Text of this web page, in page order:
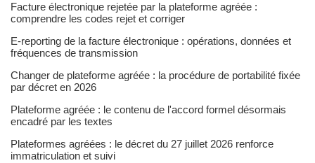
Facture électronique rejetée par la plateforme agréée :
comprendre les codes rejet et corriger
E-reporting de la facture électronique : opérations, données et
fréquences de transmission
Changer de plateforme agréée : la procédure de portabilité fixée
par décret en 2026
Plateforme agréée : le contenu de l'accord formel désormais
encadré par les textes
Plateformes agréées : le décret du 27 juillet 2026 renforce
immatriculation et suivi